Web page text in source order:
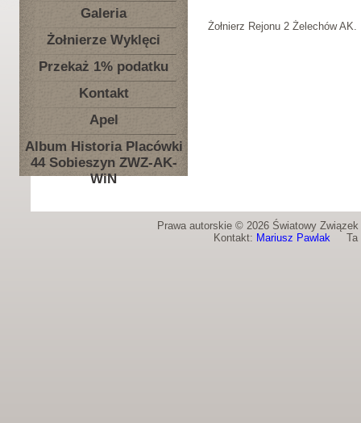
Galeria
Żołnierze Wyklęci
Przekaż 1% podatku
Kontakt
Apel
Album Historia Placówki
44 Sobieszyn ZWZ-AK-
WiN
Żołnierz Rejonu 2 Żelechów AK.
Prawa autorskie © 2026 Światowy
Kontakt: Mariusz PawlakTa